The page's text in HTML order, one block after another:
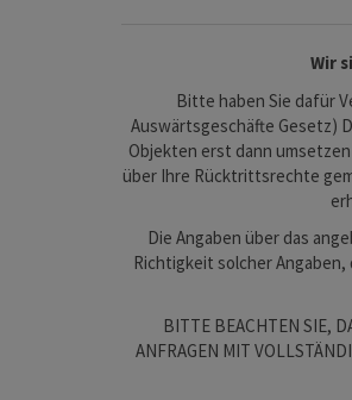
Wir
Bitte haben Sie dafür
Auswärtsgeschäfte Gesetz)
Objekten erst dann
über Ihre Rücktrittsrechte
Die Angaben über das
Richtigkeit solcher
BITTE BEACHTEN SIE,
ANFRAGEN MIT